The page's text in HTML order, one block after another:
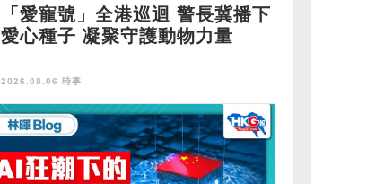
「愛寵號」全港巡迴 警長冀播下
愛心種子 凝聚守護動物力量
2026.08.06 時事